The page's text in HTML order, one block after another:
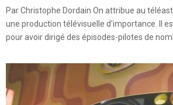
Par Christophe Dordain On attribue au
une production télévisuelle d'importance. Il
pour avoir dirigé des épisodes-pilotes de